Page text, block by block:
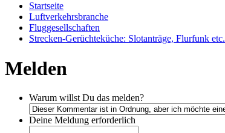
Startseite
Luftverkehrsbranche
Fluggesellschaften
Strecken-Gerüchteküche: Slotanträge, Flurfunk etc.
Melden
Warum willst Du das melden?
Deine Meldung erforderlich